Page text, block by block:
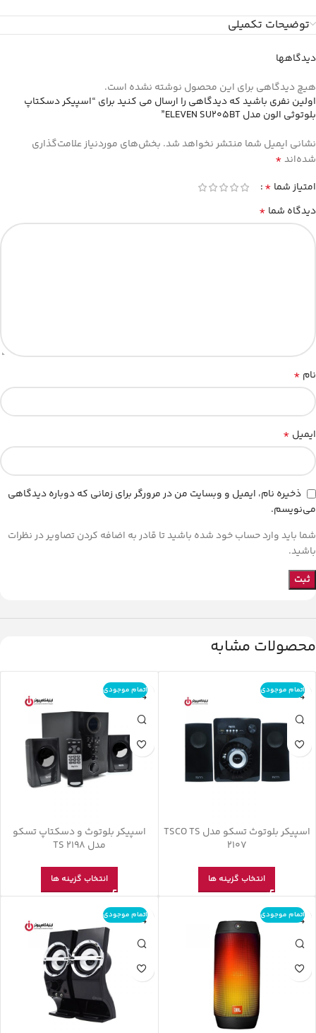
توضیحات تکمیلی
دیدگاهها
هیچ دیدگاهی برای این محصول نوشته نشده است.
اولین نفری باشید که دیدگاهی را ارسال می کنید برای “اسپیکر دسکتاپ
بلوتوثی الون مدل ELEVEN SU205BT”
نشانی ایمیل شما منتشر نخواهد شد. بخش‌های موردنیاز علامت‌گذاری
شده‌اند*
امتیاز شما *
دیدگاه شما *
نام *
ایمیل *
ذخیره نام، ایمیل و وبسایت من در مرورگر برای زمانی که دوباره دیدگاهی
می‌نویسم.
شما باید وارد حساب خود شده باشید تا قادر به اضافه کردن تصاویر در نظرات
باشید.
محصولات مشابه
اتمام موجودی
اسپیکر بلوتوث تسکو مدل TSCO TS
2107
انتخاب گزینه ها
اتمام موجودی
اسپیکر بلوتوث و دسکتاپ تسکو
مدل TS 2198
انتخاب گزینه ها
اتمام موجودی اتمام موجودی